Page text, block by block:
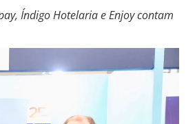
Índigo Hotelaria e Enjoy contam